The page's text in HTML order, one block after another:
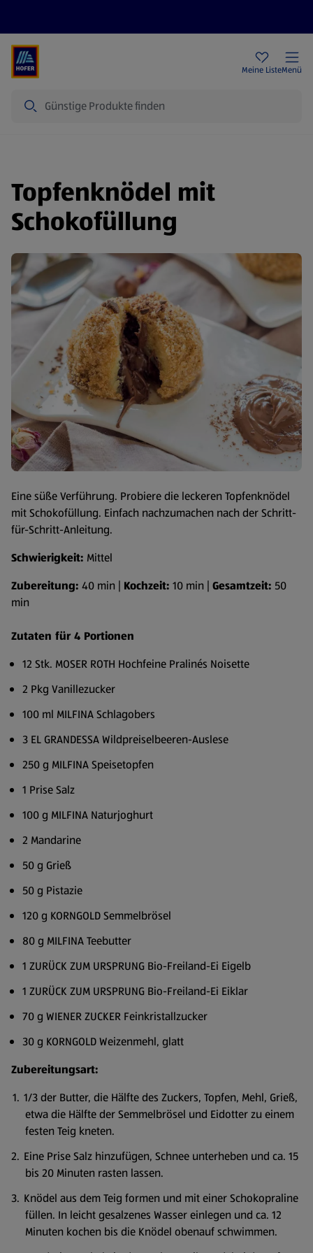
Meine ListeMenü
Topfenknödel mit
Schokofüllung
Eine süße Verführung. Probiere die leckeren Topfenknödel
mit Schokofüllung. Einfach nachzumachen nach der Schritt-
für-Schritt-Anleitung.
Schwierigkeit: Mittel
Zubereitung: 40 min | Kochzeit: 10 min | Gesamtzeit: 50
min
Zutaten für 4 Portionen
12 Stk. MOSER ROTH Hochfeine Pralinés Noisette
2 Pkg Vanillezucker
100 ml MILFINA Schlagobers
3 EL GRANDESSA Wildpreiselbeeren-Auslese
250 g MILFINA Speisetopfen
1 Prise Salz
100 g MILFINA Naturjoghurt
2 Mandarine
50 g Grieß
50 g Pistazie
120 g KORNGOLD Semmelbrösel
80 g MILFINA Teebutter
1 ZURÜCK ZUM URSPRUNG Bio-Freiland-Ei Eigelb
1 ZURÜCK ZUM URSPRUNG Bio-Freiland-Ei Eiklar
70 g WIENER ZUCKER Feinkristallzucker
30 g KORNGOLD Weizenmehl, glatt
Zubereitungsart:
1/3 der Butter, die Hälfte des Zuckers, Topfen, Mehl, Grieß,
etwa die Hälfte der Semmelbrösel und Eidotter zu einem
festen Teig kneten.
Eine Prise Salz hinzufügen, Schnee unterheben und ca. 15
bis 20 Minuten rasten lassen.
Knödel aus dem Teig formen und mit einer Schokopraline
füllen. In leicht gesalzenes Wasser einlegen und ca. 12
Minuten kochen bis die Knödel obenauf schwimmen.